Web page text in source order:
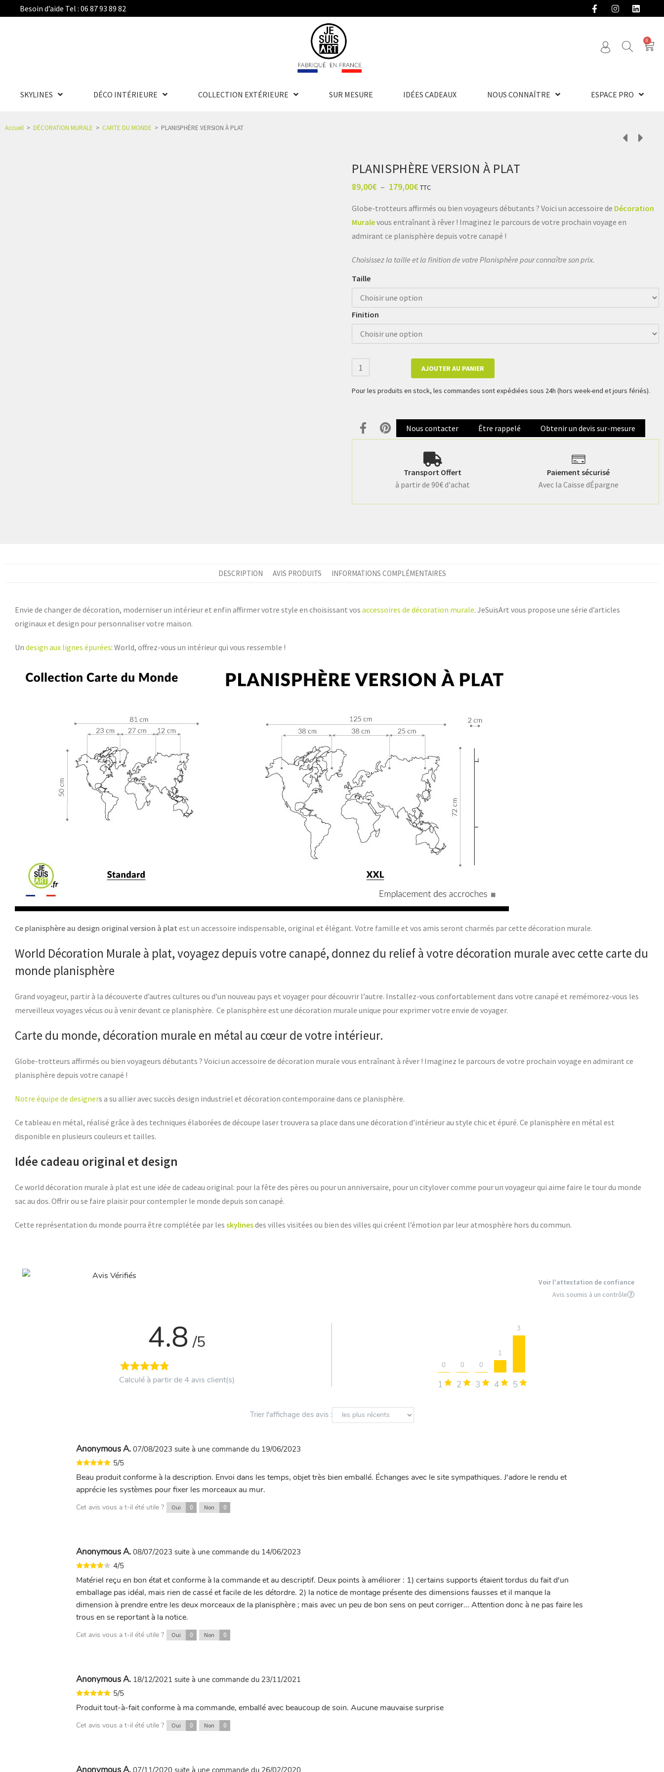
Besoin d’aide Tel : 06 87 93 89 82
0
SKYLINES DÉCO INTÉRIEURE COLLECTION EXTÉRIEURE SUR MESURE IDÉES CADEAUX NOUS CONNAÎTRE ESPACE PRO
Accueil > DÉCORATION MURALE > CARTE DU MONDE > PLANISPHÈRE VERSION À PLAT
PLANISPHÈRE VERSION À PLAT
89,00€ – 179,00€ TTC
Globe-trotteurs affirmés ou bien voyageurs débutants ? Voici un accessoire de Décoration
Muralevous entraînant à rêver ! Imaginez le parcours de votre prochain voyage en
admirant ce planisphère depuis votre canapé !
Choisissez la taille et la finition de votre Planisphère pour connaître son prix.
Taille
Finition
AJOUTER AU PANIER
Pour les produits en stock, les commandes sont expédiées sous 24h (hors week-end et jours fériés).
Nous contacter Être rappelé Obtenir un devis sur-mesure
Transport Offert
à partir de 90€ d'achat
Paiement sécurisé
Avec la Caisse dÉpargne
DESCRIPTION AVIS PRODUITS INFORMATIONS COMPLÉMENTAIRES
Envie de changer de décoration, moderniser un intérieur et enfin affirmer votre style en choisissant vos accessoires de décoration murale. JeSuisArt vous propose une série d’articles
originaux et design pour personnaliser votre maison.
Un design aux lignes épurées: World, offrez-vous un intérieur qui vous ressemble !
Ce planisphère au design original version à plat est un accessoire indispensable, original et élégant. Votre famille et vos amis seront charmés par cette décoration murale.
World Décoration Murale à plat, voyagez depuis votre canapé, donnez du relief à votre décoration murale avec cette carte du
monde planisphère
Grand voyageur, partir à la découverte d’autres cultures ou d’un nouveau pays et voyager pour découvrir l’autre. Installez-vous confortablement dans votre canapé et remémorez-vous les
merveilleux voyages vécus ou à venir devant ce planisphère. Ce planisphère est une décoration murale unique pour exprimer votre envie de voyager.
Carte du monde, décoration murale en métal au cœur de votre intérieur.
Globe-trotteurs affirmés ou bien voyageurs débutants ? Voici un accessoire de décoration murale vous entraînant à rêver ! Imaginez le parcours de votre prochain voyage en admirant ce
planisphère depuis votre canapé !
Notre équipe de designers a su allier avec succès design industriel et décoration contemporaine dans ce planisphère.
Ce tableau en métal, réalisé grâce à des techniques élaborées de découpe laser trouvera sa place dans une décoration d’intérieur au style chic et épuré. Ce planisphère en métal est
disponible en plusieurs couleurs et tailles.
Idée cadeau original et design
Ce world décoration murale à plat est une idée de cadeau original: pour la fête des pères ou pour un anniversaire, pour un citylover comme pour un voyageur qui aime faire le tour du monde
sac au dos. Offrir ou se faire plaisir pour contempler le monde depuis son canapé.
Cette représentation du monde pourra être complétée par les skylinesdes villes visitées ou bien des villes qui créent l’émotion par leur atmosphère hors du commun.
Voir l'attestation de confiance
Avis soumis à un contrôle
4.8 /5
Calculé à partir de 4 avis client(s) 1
0
2
0
3
0
4
1
5
3
Trier l'affichage des avis :
Anonymous A.07/08/2023 suite à une commande du 19/06/2023
5/5
Beau produit conforme à la description. Envoi dans les temps, objet très bien emballé. Échanges avec le site sympathiques. J'adore le rendu et
apprécie les systèmes pour fixer les morceaux au mur.
Cet avis vous a t-il été utile ? Oui 0 Non 0
Anonymous A.08/07/2023 suite à une commande du 14/06/2023
4/5
Matériel reçu en bon état et conforme à la commande et au descriptif. Deux points à améliorer : 1) certains supports étaient tordus du fait d'un
emballage pas idéal, mais rien de cassé et facile de les détordre. 2) la notice de montage présente des dimensions fausses et il manque la
dimension à prendre entre les deux morceaux de la planisphère ; mais avec un peu de bon sens on peut corriger... Attention donc à ne pas faire les
trous en se reportant à la notice.
Cet avis vous a t-il été utile ? Oui 0 Non 0
Anonymous A. 18/12/2021 suite à une commande du 23/11/2021
5/5
Produit tout-à-fait conforme à ma commande, emballé avec beaucoup de soin. Aucune mauvaise surprise
Cet avis vous a t-il été utile ? Oui 0 Non 0
Anonymous A.07/11/2020 suite à une commande du 26/02/2020